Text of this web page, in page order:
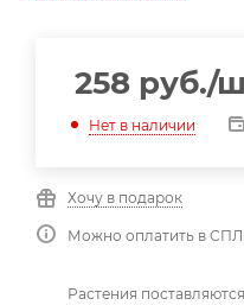
258 руб./
Нет в наличии
Хочу в подарок
Можно оплатить в
Растения